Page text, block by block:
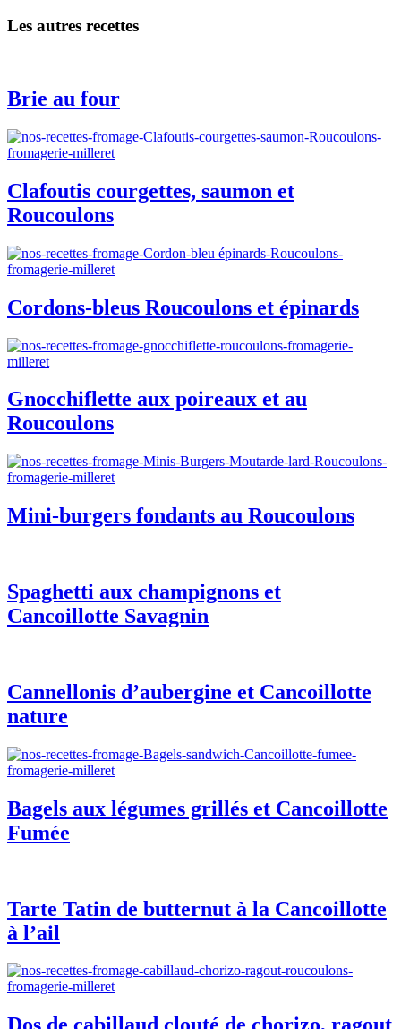
Les autres recettes
Brie au four
Clafoutis courgettes, saumon et
Roucoulons
Cordons-bleus Roucoulons et épinards
Gnocchiflette aux poireaux et au
Roucoulons
Mini-burgers fondants au Roucoulons
Spaghetti aux champignons et
Cancoillotte Savagnin
Cannellonis d’aubergine et Cancoillotte
nature
Bagels aux légumes grillés et Cancoillotte
Fumée
Tarte Tatin de butternut à la Cancoillotte
à l’ail